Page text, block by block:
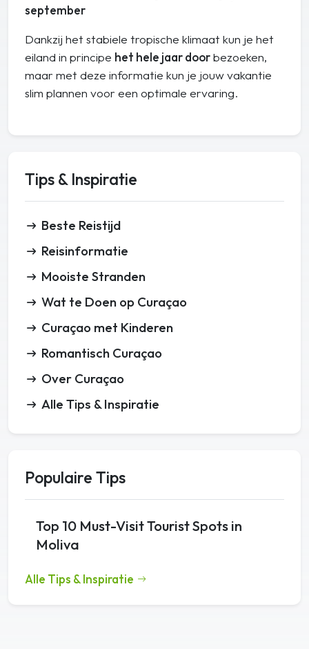
september
Dankzij het stabiele tropische klimaat kun je het
eiland in principe het hele jaar doorbezoeken,
maar met deze informatie kun je jouw vakantie
slim plannen voor een optimale ervaring.
Tips & Inspiratie
Beste Reistijd
Reisinformatie
Mooiste Stranden
Wat te Doen op Curaçao
Curaçao met Kinderen
Romantisch Curaçao
Over Curaçao
Alle Tips & Inspiratie
Populaire Tips
Top 10 Must-Visit Tourist Spots in
Moliva
Alle Tips & Inspiratie